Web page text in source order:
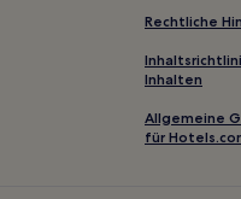
San Giovanni Hotels
Rechtliche
Inhalten
Allgemeine
für